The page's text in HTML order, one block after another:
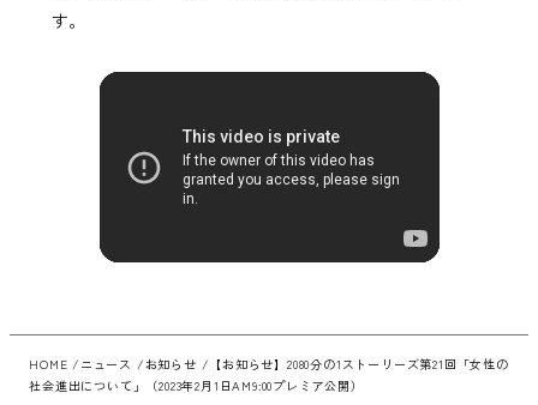
す。
HOME ニュース お知らせ
【お知らせ】2080分の1ストーリーズ第21回「女性の
社会進出について」（2023年2月1日AM9:00プレミア公開）